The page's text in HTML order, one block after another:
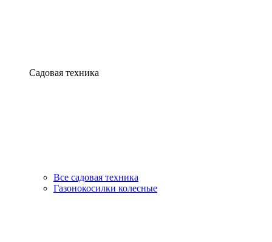
Садовая техника
Все садовая техника
Газонокосилки колесные